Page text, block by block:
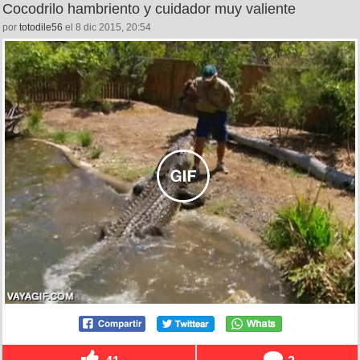
Cocodrilo hambriento y cuidador muy valiente
por totodile56 el 8 dic 2015, 20:54